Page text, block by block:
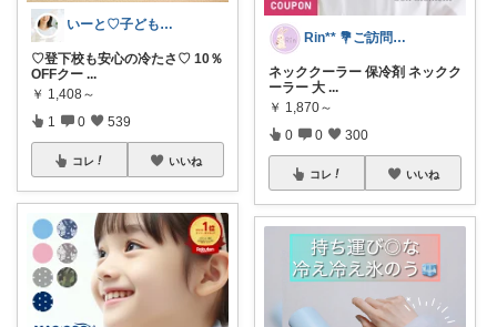
いーと♡子ども日用品/スイーツギフト/猫
♡登下校も安心の冷たさ♡ 10％
OFFクー ...
￥ 1,408～
1 0 539
コレ いいね
Rin** 💐ご訪問感謝です💐
ネッククーラー 保冷剤 ネックク
ーラー 大 ...
￥ 1,870～
0 0 300
コレ いいね